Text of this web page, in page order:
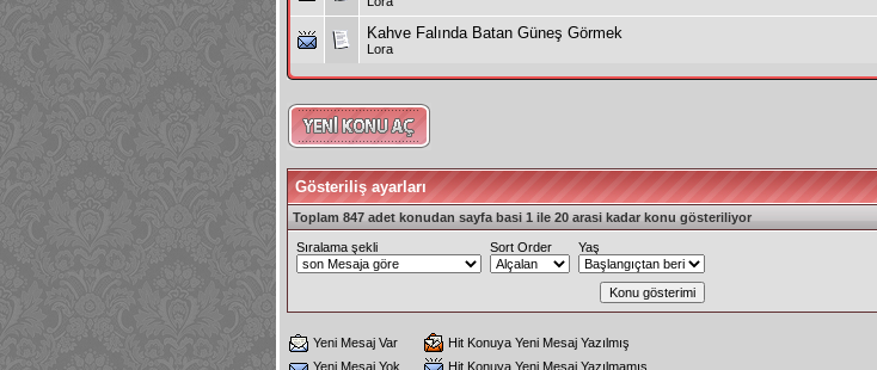
Kahve Falında Batan Güneş Görmek
Lora
Gösteriliş ayarları
Toplam 847 adet konudan sayfa basi 1 ile 20 arasi kadar konu gösteriliyor
Sıralama şekli Sort Order Yaş
Yeni Mesaj Var
Hit Konuya Yeni Mesaj Yazılmış
Yeni Mesaj Yok
Hit Konuya Yeni Mesaj Yazılmamış